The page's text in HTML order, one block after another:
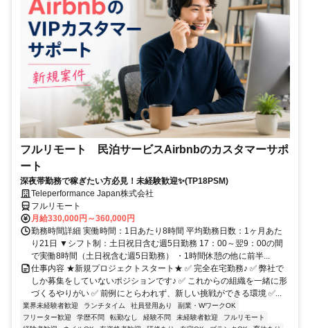
フルリモート 民泊サービスAirbnbのカスタマーサポ
ート
深夜帯勤務で稼ぎたい方必見！未経験歓迎✨(TP18PSM)
Teleperformance Japan株式会社
フルリモート
月給330,000円～360,000円
勤務時間詳細 実働時間：1日あたり8時間 平均勤務日数：1ヶ月あた
り21日 ▼シフト制：土日祝日含む週5日勤務 17：00～翌9：00の間
で実働8時間（土日祝含む週5日勤務） ・1時間休憩の他に前半...
仕事内容 ★新規プロジェクトスタート★ ✅ 完全在宅勤務♪ ✅ 弊社で
しか募集をしていないポジションです♪ ✅ これからの組織を一緒に形
づくるやりがい ✅ 前例にとらわれず、新しい挑戦ができる環境 ✅...
業界未経験者歓迎 ランチタイム 社員登用あり
副業・WワークOK
フリーター歓迎
学歴不問 転勤なし 経験不問 未経験者歓迎
フルリモート